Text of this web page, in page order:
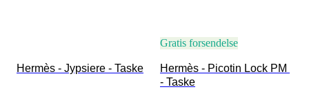
Hermès - Jypsiere - Taske
Gratis forsendelse
Hermès - Picotin Lock PM
- Taske